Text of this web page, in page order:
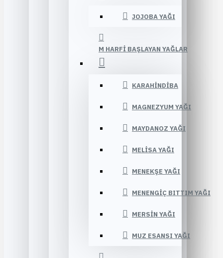
JOJOBA YAĞI
M HARFI BAŞLAYAN YAĞLAR
KARAHINDIBA
MAGNEZYUM YAĞI
MAYDANOZ YAĞI
MELISA YAĞI
MENEKŞE YAĞI
MENENGIÇ BITTIM YAĞI
MERSIN YAĞI
MUZ ESANSI YAĞI